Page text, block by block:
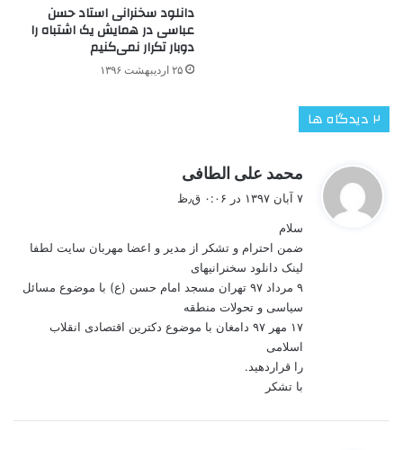
دانلود سخنرانی استاد حسن
عباسی در همایش یک اشتباه را
دوبار تکرار نمی‌کنیم
۲۵ اردیبهشت ۱۳۹۶
‫۲ دیدگاه ها
محمد علی الطافی
۷ آبان ۱۳۹۷ در ۰:۰۶ ق٫ظ
سلام
ضمن احترام و تشکر از مدیر و اعضا مهربان سایت لطفا
لینک دانلود سخنرانیهای
۹ مرداد ۹۷ تهران مسجد امام حسن (ع) با موضوع مسائل
سیاسی و تحولات منطقه
۱۷ مهر ۹۷ دامغان با موضوع دکترین اقتصادی انقلاب
اسلامی
را قراردهید.
با تشکر